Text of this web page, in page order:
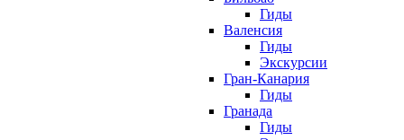
Гиды
Валенсия
Гиды
Экскурсии
Гран-Канария
Гиды
Гранада
Гиды